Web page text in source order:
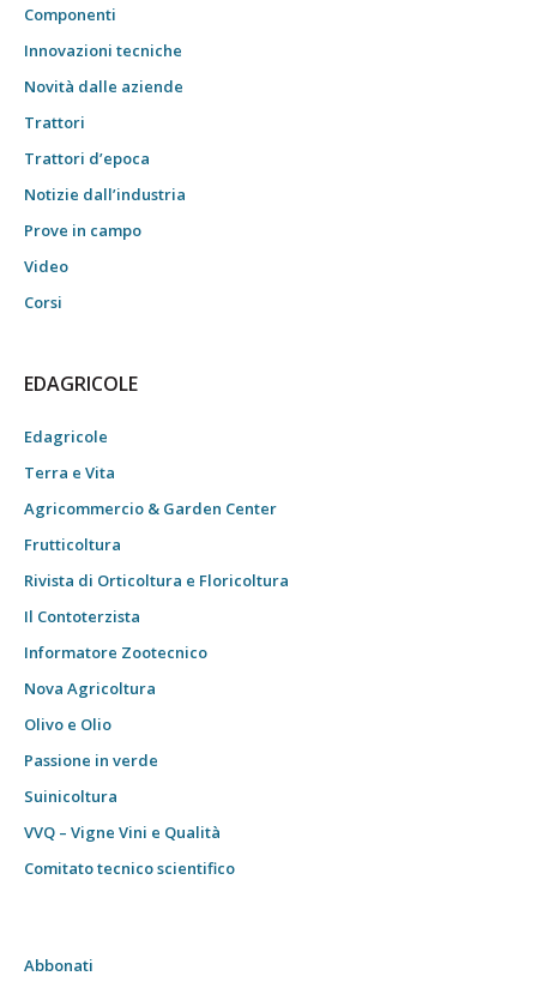
Componenti
Innovazioni tecniche
Novità dalle aziende
Trattori
Trattori d’epoca
Notizie dall’industria
Prove in campo
Video
Corsi
EDAGRICOLE
Edagricole
Terra e Vita
Agricommercio & Garden Center
Frutticoltura
Rivista di Orticoltura e Floricoltura
Il Contoterzista
Informatore Zootecnico
Nova Agricoltura
Olivo e Olio
Passione in verde
Suinicoltura
VVQ – Vigne Vini e Qualità
Comitato tecnico scientifico
Abbonati